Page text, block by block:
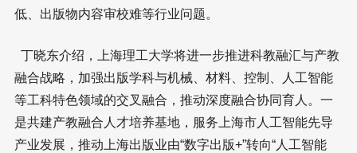
低、出版物内容审校难等行业问题。
丁晓东介绍，上海理工大学将进一步推进科教融汇与产教
融合战略，加强出版学科与机械、材料、控制、人工智能
等工科特色领域的交叉融合，推动深度融合协同育人。一
是共建产教融合人才培养基地，服务上海市人工智能先导
产业发展，推动上海出版业由“数字出版+”转向“人工智能